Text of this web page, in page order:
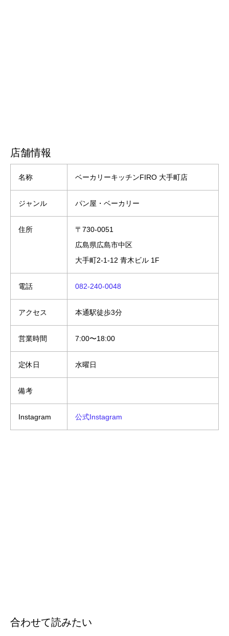
店舗情報
名称 ベーカリーキッチンFIRO 大手町店
ジャンル パン屋・ベーカリー
住所
〒730-0051
広島県広島市中区
大手町2-1-12 青木ビル 1F
電話 082-240-0048
アクセス 本通駅徒歩3分
営業時間 7:00〜18:00
定休日 水曜日
備考
Instagram 公式Instagram
合わせて読みたい